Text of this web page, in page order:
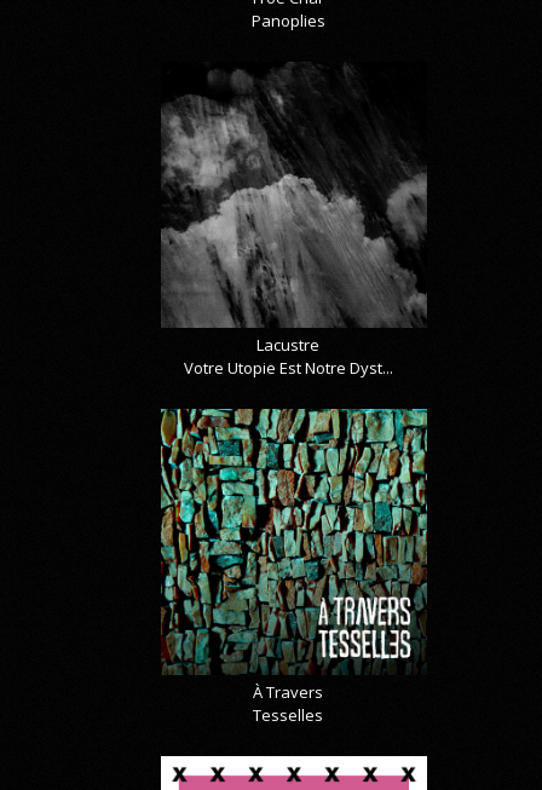
Panoplies
Lacustre
Votre Utopie Est Notre Dyst...
À Travers
Tesselles